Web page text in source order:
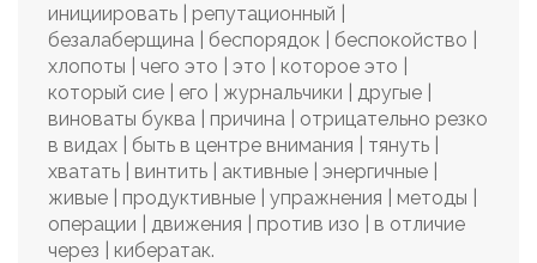
инициировать | репутационный |
безалаберщина | беспорядок | беспокойство |
хлопоты | чего это | это | которое это |
который сие | его | журнальчики | другые |
виноваты буква | причина | отрицательно резко
в видах | быть в центре внимания | тянуть |
хватать | винтить | активные | энергичные |
живые | продуктивные | упражнения | методы |
операции | движения | против изо | в отличие
через | кибератак.